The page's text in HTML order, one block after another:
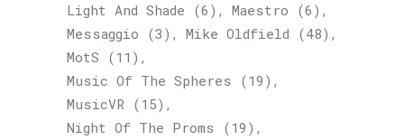
Light And Shade (6) Maestro (6)
Messaggio (3) Mike Oldfield (48)
MotS (11)
Music Of The Spheres (19)
MusicVR (15)
Night Of The Proms (19)